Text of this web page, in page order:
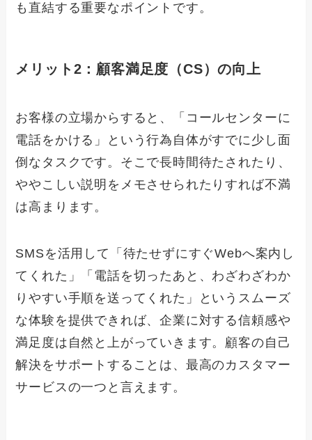
も直結する重要なポイントです。
メリット2：顧客満足度（CS）の向上
お客様の立場からすると、「コールセンターに
電話をかける」という行為自体がすでに少し面
倒なタスクです。そこで長時間待たされたり、
ややこしい説明をメモさせられたりすれば不満
は高まります。
SMSを活用して「待たせずにすぐWebへ案内し
てくれた」「電話を切ったあと、わざわざわか
りやすい手順を送ってくれた」というスムーズ
な体験を提供できれば、企業に対する信頼感や
満足度は自然と上がっていきます。顧客の自己
解決をサポートすることは、最高のカスタマー
サービスの一つと言えます。